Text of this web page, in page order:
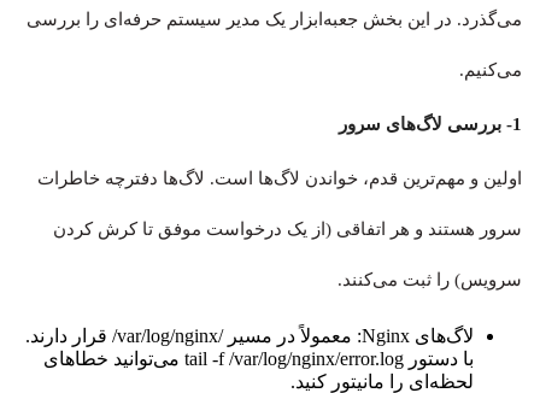
می‌گذرد. در این بخش جعبه‌ابزار یک مدیر سیستم حرفه‌ای را بررسی
می‌کنیم.
1- بررسی لاگ‌های سرور
اولین و مهم‌ترین قدم، خواندن لاگ‌ها است. لاگ‌ها دفترچه خاطرات
سرور هستند و هر اتفاقی (از یک درخواست موفق تا کرش کردن
سرویس) را ثبت می‌کنند.
لاگ‌های Nginx: معمولاً در مسیر /var/log/nginx/ قرار دارند.
با دستور tail -f /var/log/nginx/error.log می‌توانید خطاهای
لحظه‌ای را مانیتور کنید.